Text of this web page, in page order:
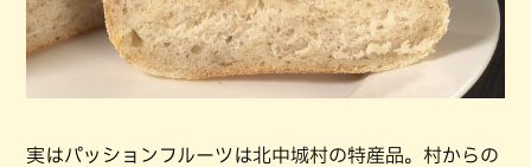
実はパッションフルーツは北中城村の特産品。村からの